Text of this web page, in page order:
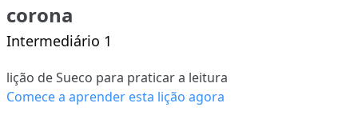
corona
Intermediário 1
lição de Sueco para praticar a leitura
Comece a aprender esta lição agora